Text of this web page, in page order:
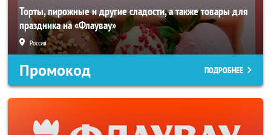
Торты, пирожные и другие сладости, а также товары для
праздника на «Флаувау»
Россия
Промокод ПОДРОБНЕЕ